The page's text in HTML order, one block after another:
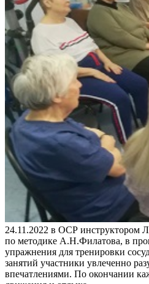
24.11.2022 в ОСР инструктором
по методике А.Н.Филатова, в
упражнения для тренировки
занятий участники увлеченно
впечатлениями. По окончании